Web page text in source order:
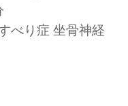
べり症 坐骨神経